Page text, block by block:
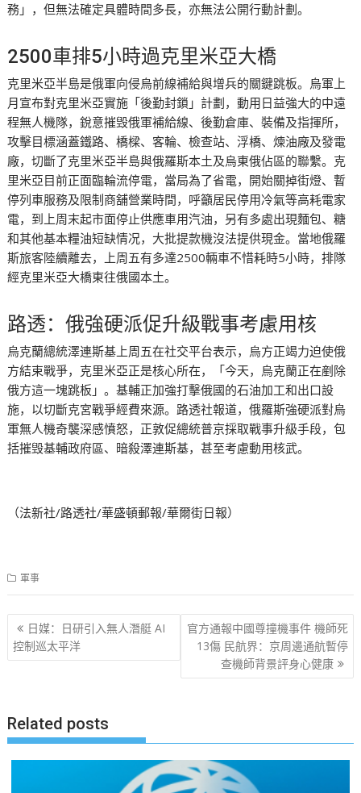
務」，但無法確定具體時間多長，亦無法公開行動計劃。
2500車排5小時過克里米亞大橋
克里米亞半島是俄軍向侵烏前線補給與增兵的關鍵跳板。烏軍上
月宣布對克里米亞實施「後勤封鎖」計劃，動用日益強大的中遠
程無人機隊，銳意摧毁俄軍補給線、後勤倉庫、裝備及指揮所，
攻擊目標涵蓋鐵路、橋樑、客輪、檢查站、浮橋、煉油廠及發電
廠，切斷了克里米亞半島與俄羅斯本土及烏東俄佔區的聯繫。克
里米亞目前正面臨輪流停電，當局為了省電，開始關掉街燈、暫
停列車服務及限制商舖營業時間，呼籲居民停用冷氣等高耗電家
電，到上周末起市面停止供應車用汽油，另有多處出現麵包、糖
和其他基本糧油短缺情况，大批提款機沒法提供現金。當地俄羅
斯旅客陸續離去，上周五有多達2500輛車不惜耗時5小時，排隊
經克里米亞大橋東往俄國本土。
路透：俄強硬派促升級戰事考慮用核
烏克蘭總統澤連斯基上周五在社交平台表示，烏方正竭力迫使俄
方結束戰爭，克里米亞正是核心所在，「今天，烏克蘭正在剷除
俄方這一塊跳板」。基輔正加強打擊俄國的石油加工和出口設
施，以切斷克宮戰爭經費來源。路透社報道，俄羅斯強硬派對烏
軍無人機奇襲深感憤怒，正敦促總統普京採取戰事升級手段，包
括摧毁基輔政府區、暗殺澤連斯基，甚至考慮動用核武。
（法新社/路透社/華盛頓郵報/華爾街日報）
軍事
文
章
日媒：日研引入無人潛艇 AI
控制巡太平洋
官方通報中國尊撞機事件 機師死
13傷 民航界：京周邊通航暫停
查機師背景評身心健康
Related posts